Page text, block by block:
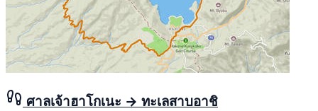
ศาลเจ้าฮาโกเนะ → ทะเลสาบอาชิ